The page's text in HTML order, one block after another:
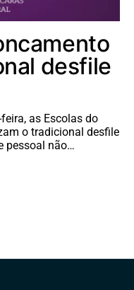
desfile
as Escolas do
o tradicional desfile
pessoal não…